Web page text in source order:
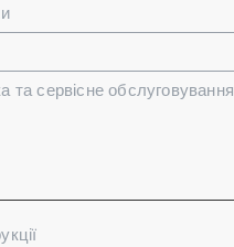
та сервісне обслуговування